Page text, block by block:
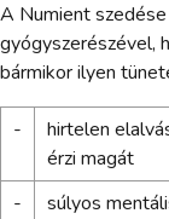
A Numient
gyógyszerészével,
bármikor ilyen
-
hirtelen
érzi magát
-
súlyos